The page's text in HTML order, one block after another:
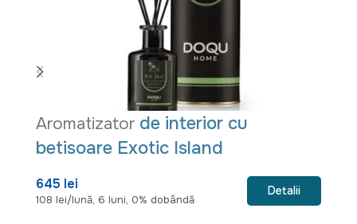
Aromatizator de interior cu
betisoare Exotic Island
645 lei
108 lei/lună, 6 luni, 0% dobândă
Detalii